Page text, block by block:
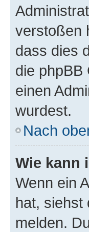
verstoßen
dass dies
die phpBB
einen
wurdest.
Nach
Wie kann
Wenn ein
hat, siehst
melden.